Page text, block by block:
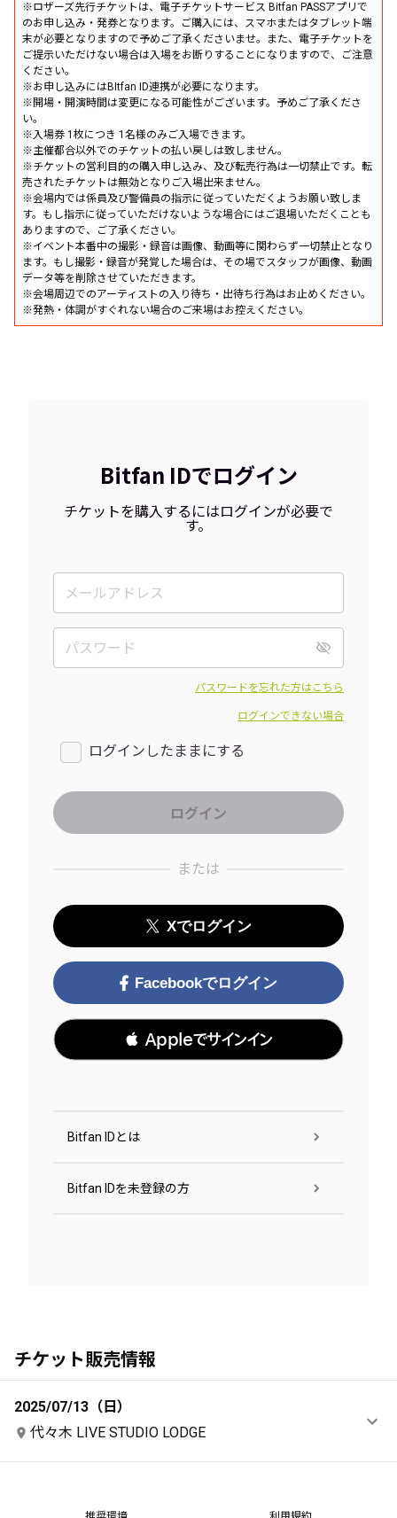
※ロザーズ先行チケットは、電子チケットサービス Bitfan PASSアプリで
のお申し込み・発券となります。ご購入には、スマホまたはタブレット端
末が必要となりますので予めご了承くださいませ。また、電子チケットを
ご提示いただけない場合は入場をお断りすることになりますので、ご注意
ください。
※お申し込みにはBItfan ID連携が必要になります。
※開場・開演時間は変更になる可能性がございます。予めご了承くださ
い。
※入場券 1枚につき 1名様のみご入場できます。
※主催都合以外でのチケットの払い戻しは致しません。
※チケットの営利目的の購入申し込み、及び転売行為は一切禁止です。転
売されたチケットは無効となりご入場出来ません。
※会場内では係員及び警備員の指示に従っていただくようお願い致しま
す。もし指示に従っていただけないような場合にはご退場いただくことも
ありますので、ご了承ください。
※イベント本番中の撮影・録音は画像、動画等に関わらず一切禁止となり
ます。もし撮影・録音が発覚した場合は、その場でスタッフが画像、動画
データ等を削除させていただきます。
※会場周辺でのアーティストの入り待ち・出待ち行為はお止めください。
※発熱・体調がすぐれない場合のご来場はお控えください。
Bitfan IDでログイン
チケットを購入するにはログインが必要で
す。
パスワードを忘れた方はこちら
ログインできない場合
ログインしたままにする
または
Xでログイン
Facebookでログイン
 Appleでサインイン
Bitfan IDとは
Bitfan IDを未登録の方
チケット販売情報
2025/07/13（日）
代々木 LIVE STUDIO LODGE